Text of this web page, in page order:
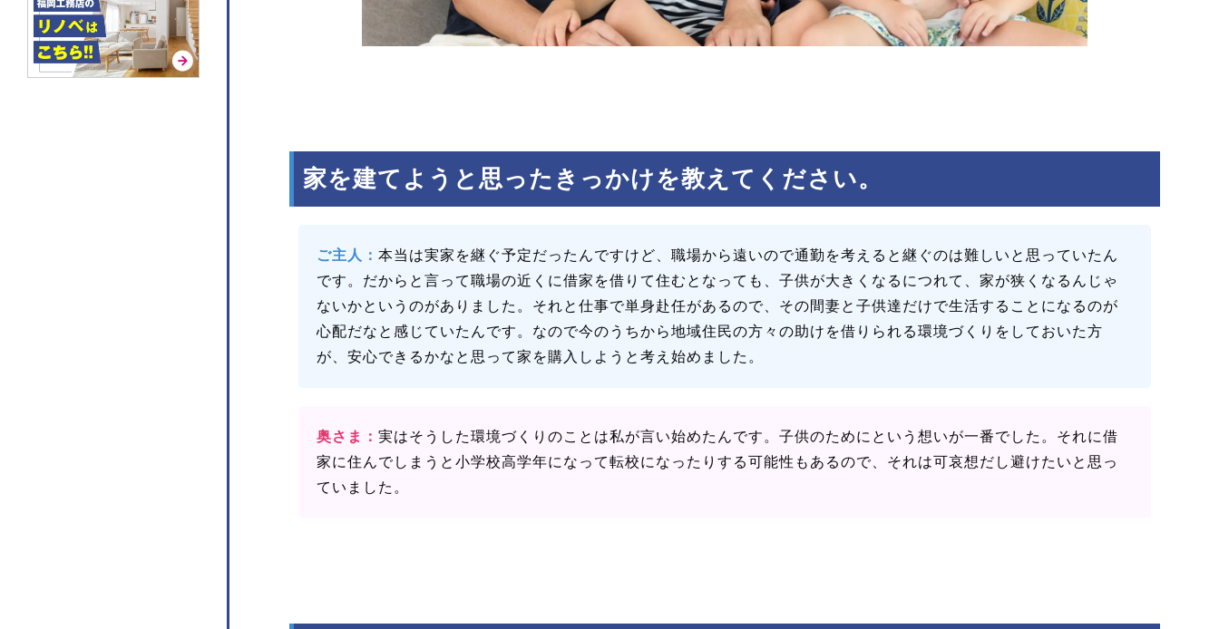
家を建てようと思ったきっかけを教えてください。
ご主人： 本当は実家を継ぐ予定だったんですけど、職場から遠いので通勤を考えると継ぐのは難しいと思っていたん
です。だからと言って職場の近くに借家を借りて住むとなっても、子供が大きくなるにつれて、家が狭くなるんじゃ
ないかというのがありました。それと仕事で単身赴任があるので、その間妻と子供達だけで生活することになるのが
心配だなと感じていたんです。なので今のうちから地域住民の方々の助けを借りられる環境づくりをしておいた方
が、安心できるかなと思って家を購入しようと考え始めました。
奥さま： 実はそうした環境づくりのことは私が言い始めたんです。子供のためにという想いが一番でした。それに借
家に住んでしまうと小学校高学年になって転校になったりする可能性もあるので、それは可哀想だし避けたいと思っ
ていました。